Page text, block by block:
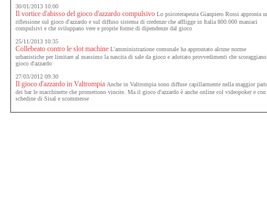
30/01/2013 10:00
Il vortice d'abisso del gioco d'azzardo compulsivo Lo psicoterapeuta Gianpiero Rossi appronta
riflessione sul gioco d'azzardo e sul diffuso sistema di credenze che affligge in Italia 800.000 maniaci
compulsivi e che sviluppano vere e proprie forme di dipendenze dal gioco
25/11/2013 10:35
Collebeato contro le slot machine L'amministrazione comunale ha approntato alcune norme
urbanistiche per limitare al massimo la nascita di sale da gioco e adottato provvedimenti che
gioco d'azzardo
27/03/2012 09:30
Il gioco d'azzardo in Valtrompia Anche in Valtrompia sono diffuse capillarmente nella maggior
dei bar le macchinette che promettono vincite. Ma il gioco d'azzardo è anche online col videopoker e
schedine di Sisal e scommesse